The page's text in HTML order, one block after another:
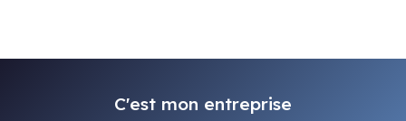
C'est mon entreprise